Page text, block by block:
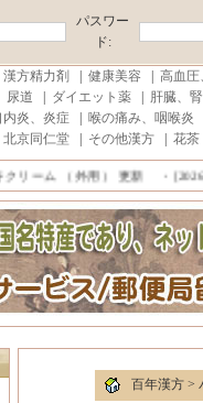
パスワー
ド:
漢方精力剤 健康美容
高血圧
尿道 ダイエット薬|
肝臓、
内炎、炎症 喉の痛み、咽喉炎
北京同仁堂| その他漢方| 花茶
税、代行手数料が無料!■注文商
新・[2026-7-6 20:47:31]
プロ
用） 更新・[2026-7-2
クリーム （外用） 更新 ・
税、代行手数料が無料!■注文商
百年漢方>